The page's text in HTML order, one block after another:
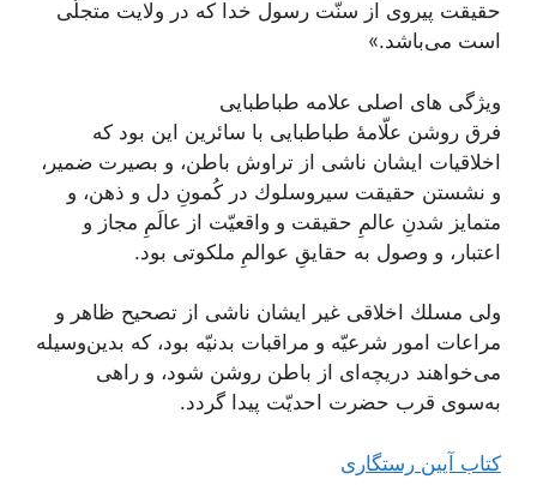
حقيقت پيروى از سنّت رسول خدا كه در ولايت متجلّى
است می‌‏باشد.»
ویژگی های اصلی علامه طباطبایی
فرق روشن علّامۀ طباطبایى با سائرين اين بود كه
اخلاقيات ايشان ناشى از تراوش باطن، و بصيرت ضمير،
و نشستن حقيقت سيروسلوك در كُمونِ دل و ذهن، و
متمايز شدنِ عالمِ حقيقت و واقعيّت از عالَمِ مجاز و
اعتبار، و وصول به حقایقِ عوالمِ ملكوتى بود.
ولى مسلك اخلاقى غير ايشان ناشى از تصحيح ظاهر و
مراعات امور شرعيّه و مراقبات بدنيّه بود، كه بدين‌وسيله
می‌‏خواهند دريچه‌‏اى از باطن روشن شود، و راهى
به‌سوى قرب حضرت احديّت پيدا گردد.
کتاب آیین رستگاری